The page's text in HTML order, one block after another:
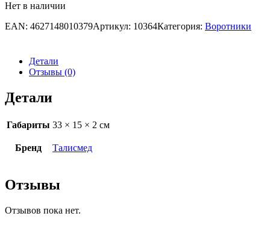
Нет в наличии
EAN: 4627148010379Артикул: 10364Категория: Воротники
Детали
Отзывы (0)
Детали
Габариты 33 × 15 × 2 см
Бренд Талисмед
Отзывы
Отзывов пока нет.